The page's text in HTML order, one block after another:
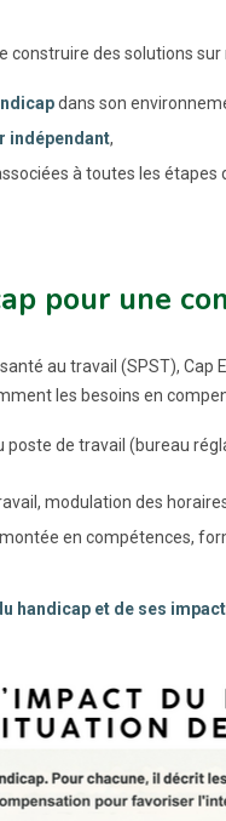
construire des solutions
dans son
indépendant,
à toutes les étapes
pour une
au travail (SPST), Cap
les besoins en
poste de travail (bureau
modulation des
en compétences,
handicap et de ses